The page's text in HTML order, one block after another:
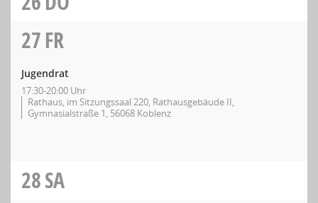
27FR
Jugendrat
17:30-20:00 Uhr
Rathaus, im Sitzungssaal 220, Rathausgebäude II,
Gymnasialstraße 1, 56068 Koblenz
28SA